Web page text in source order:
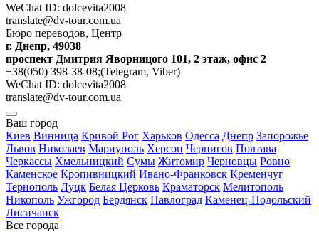
WeChat ID: dolcevita2008
translate@dv-tour.com.ua
Бюро переводов, Центр
г. Днепр, 49038
проспект Дмитрия Яворницого 101, 2 этаж, офис 2
+38(050) 398-38-08;(Telegram, Viber)
WeChat ID: dolcevita2008
translate@dv-tour.com.ua
Ваш город
Киев Винница Кривой Рог Харьков Одесса Днепр Запорожье
Львов Николаев Мариуполь Херсон Чернигов Полтава
Черкассы Хмельницкий Сумы Житомир Черновцы Ровно
Каменское Кропивницкий Ивано-Франковск Кременчуг
Тернополь Луцк Белая Церковь Краматорск Мелитополь
Никополь Ужгород Бердянск Павлоград Каменец-Подольский
Лисичанск
Все города